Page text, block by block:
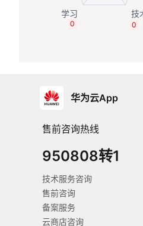
0
0
华为云App
售前咨询热线
950808转1
技术服务咨询
售前咨询
备案服务
云商店咨询